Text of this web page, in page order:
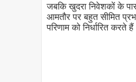
जबकि खुदरा निवेशकों के
आमतौर पर बहुत सीमित
परिणाम को निर्धारित करते